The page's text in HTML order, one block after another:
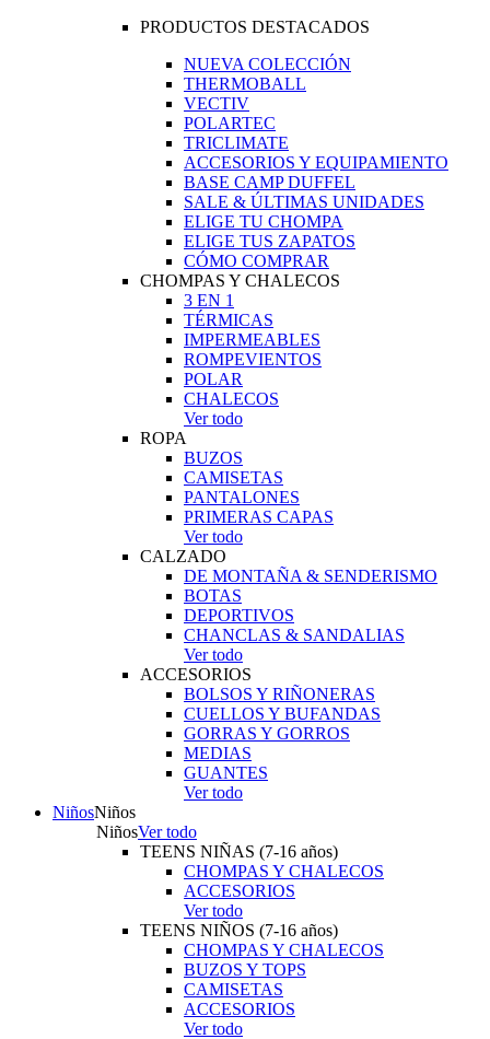
PRODUCTOS DESTACADOS
NUEVA COLECCIÓN
THERMOBALL
VECTIV
POLARTEC
TRICLIMATE
ACCESORIOS Y EQUIPAMIENTO
BASE CAMP DUFFEL
SALE & ÚLTIMAS UNIDADES
ELIGE TU CHOMPA
ELIGE TUS ZAPATOS
CÓMO COMPRAR
CHOMPAS Y CHALECOS
3 EN 1
TÉRMICAS
IMPERMEABLES
ROMPEVIENTOS
POLAR
CHALECOS
Ver todo
ROPA
BUZOS
CAMISETAS
PANTALONES
PRIMERAS CAPAS
Ver todo
CALZADO
DE MONTAÑA & SENDERISMO
BOTAS
DEPORTIVOS
CHANCLAS & SANDALIAS
Ver todo
ACCESORIOS
BOLSOS Y RIÑONERAS
CUELLOS Y BUFANDAS
GORRAS Y GORROS
MEDIAS
GUANTES
Ver todo
NiñosNiños
NiñosVer todo
TEENS NIÑAS (7-16 años)
CHOMPAS Y CHALECOS
ACCESORIOS
Ver todo
TEENS NIÑOS (7-16 años)
CHOMPAS Y CHALECOS
BUZOS Y TOPS
CAMISETAS
ACCESORIOS
Ver todo